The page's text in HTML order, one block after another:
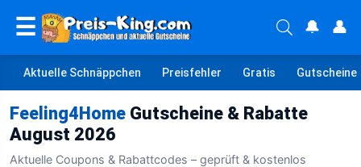
☰ 🔔 👤
Aktuelle Schnäppchen Preisfehler Gratis Gutscheine
Feeling4Home Gutscheine & Rabatte
August 2026
Aktuelle Coupons & Rabattcodes – geprüft & kostenlos